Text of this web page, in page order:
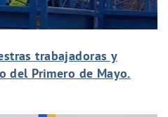
trabajadoras y
del Primero de Mayo.